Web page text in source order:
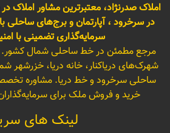
املاک صدرنژاد، معتبرترین مشاور املاک
در سرخرود ، آپارتمان و برج‌های ساحلی
سرمایه‌گذاری تضمینی با
مرجع مطمئن در خط ساحلی شمال کشور.
شهرک‌های دریاکنار، خانه دریا، خزرشهر
ساحلی سرخرود و خط دریا. مشاوره
خرید و فروش ملک برای
لینک های